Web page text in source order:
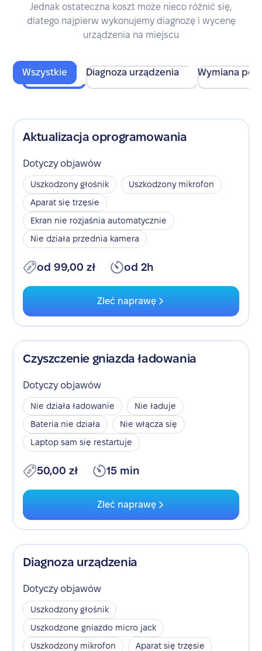
Jednak ostateczna koszt może nieco różnić się,
dlatego najpierw wykonujemy diagnozę i wycenę
urządzenia na miejscu
Wszystkie Diagnoza urządzenia Wymiana
Aktualizacja oprogramowania
Dotyczy objawów
Uszkodzony głośnik
Uszkodzony mikrofon
Aparat się trzęsie
Ekran nie rozjaśnia automatycznie
Nie działa przednia kamera
od 99,00 zł od 2h
Zleć naprawę
Czyszczenie gniazda ładowania
Dotyczy objawów
Nie działa ładowanie
Nie ładuje
Bateria nie działa
Nie włącza się
Laptop sam się restartuje
50,00 zł 15 min
Zleć naprawę
Diagnoza urządzenia
Dotyczy objawów
Uszkodzony głośnik
Uszkodzone gniazdo micro jack
Uszkodzony mikrofon
Aparat się trzęsie